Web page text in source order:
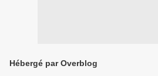
Hébergé par Overblog